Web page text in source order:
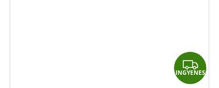
I
N
INGYENES